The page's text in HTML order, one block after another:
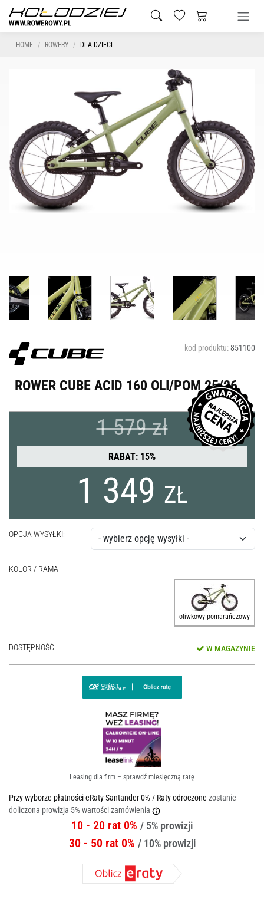
HOME ROWERY DLA DZIECI
kod produktu:851100
ROWER CUBE ACID 160 OLI/POM 25/26
1 579 zł
RABAT: 15%
1 349 ZŁ
OPCJA WYSYŁKI:
KOLOR / RAMA
oliwkowy-pomarańczowy
DOSTĘPNOŚĆ W MAGAZYNIE
Leasing dla firm – sprawdź miesięczną ratę
Przy wyborze płatności eRaty Santander 0% / Raty odroczone zostanie
doliczona prowizja 5% wartości zamówienia
10 - 20 rat 0% / 5% prowizji
30 - 50 rat 0% / 10% prowizji